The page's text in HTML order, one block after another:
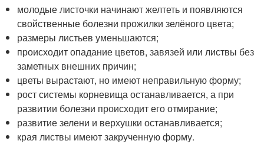
молодые листочки начинают желтеть и появляются
свойственные болезни прожилки зелёного цвета;
размеры листьев уменьшаются;
происходит опадание цветов, завязей или листвы без
заметных внешних причин;
цветы вырастают, но имеют неправильную форму;
рост системы корневища останавливается, а при
развитии болезни происходит его отмирание;
развитие зелени и верхушки останавливается;
края листвы имеют закрученную форму.